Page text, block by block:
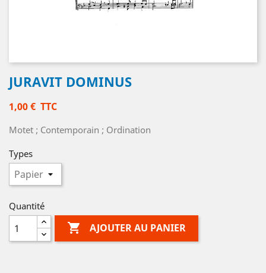
JURAVIT DOMINUS
1,00 € TTC
Motet ; Contemporain ; Ordination
Types
Quantité
 AJOUTER AU PANIER